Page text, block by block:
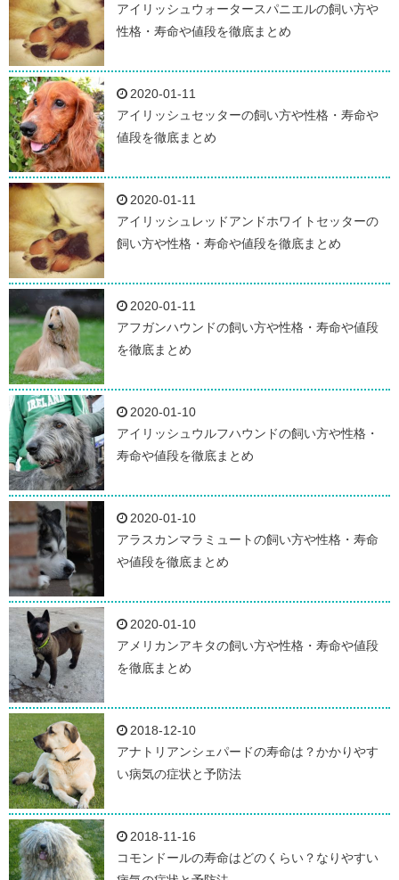
アイリッシュウォータースパニエルの飼い方や
性格・寿命や値段を徹底まとめ
2020-01-11
アイリッシュセッターの飼い方や性格・寿命や
値段を徹底まとめ
2020-01-11
アイリッシュレッドアンドホワイトセッターの
飼い方や性格・寿命や値段を徹底まとめ
2020-01-11
アフガンハウンドの飼い方や性格・寿命や値段
を徹底まとめ
2020-01-10
アイリッシュウルフハウンドの飼い方や性格・
寿命や値段を徹底まとめ
2020-01-10
アラスカンマラミュートの飼い方や性格・寿命
や値段を徹底まとめ
2020-01-10
アメリカンアキタの飼い方や性格・寿命や値段
を徹底まとめ
2018-12-10
アナトリアンシェパードの寿命は？かかりやす
い病気の症状と予防法
2018-11-16
コモンドールの寿命はどのくらい？なりやすい